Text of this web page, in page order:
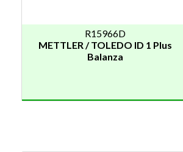
R15966D
METTLER / TOLEDO ID 1 Plus
Balanza